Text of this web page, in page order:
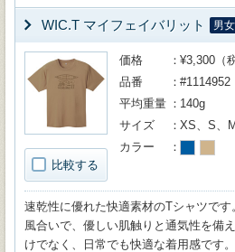
WIC.T マイフェイバリット 男
比較する
価格
¥3,300（
品番
#1114952
平均重量
140g
サイズ
XS、S、
カラー
速乾性に優れた快適素材のTシャツで
風合いで、優しい肌触りと通気性を備
けでなく、日常でも快適な着用感です。